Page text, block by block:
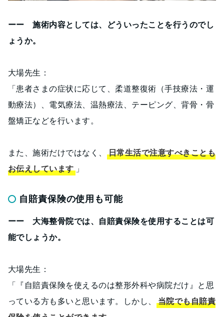
ーー 施術内容としては、どういったことを行うのでし
ょうか。
大場先生：
「患者さまの症状に応じて、柔道整復術（手技療法・運
動療法）、電気療法、温熱療法、テーピング、背骨・骨
盤矯正などを行います。
また、施術だけではなく、
日常生活で注意すべきことも
お伝えしています 」
自賠責保険の使用も可能
ーー 大海整骨院では、自賠責保険を使用することは可
能でしょうか。
大場先生：
「『自賠責保険を使えるのは整形外科や病院だけ』と思
っている方も多いと思います。しかし、
当院でも自賠責